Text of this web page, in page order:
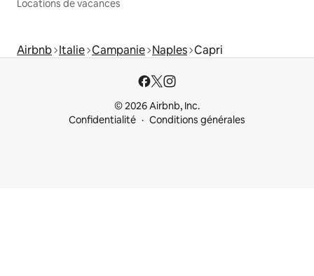
Locations de vacances
Airbnb Italie Campanie Naples Capri
© 2026 Airbnb, Inc.
Confidentialité
Conditions générales